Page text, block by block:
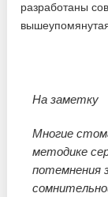
разработаны
На заметку
Многие
методике
потемнения